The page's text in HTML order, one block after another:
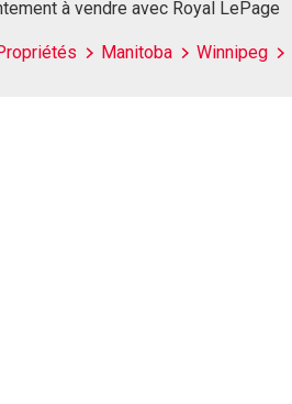
à vendre avec Royal LePage
Manitoba Winnipeg